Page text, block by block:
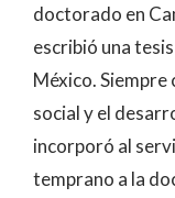
doctorado en
escribió una
México.
social y el
incorporó al
temprano a la